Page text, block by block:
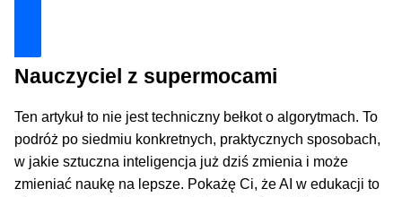
Nauczyciel z supermocami
Ten artykuł to nie jest techniczny bełkot o algorytmach. To
podróż po siedmiu konkretnych, praktycznych sposobach,
w jakie sztuczna inteligencja już dziś zmienia i może
zmieniać naukę na lepsze. Pokażę Ci, że AI w edukacji to